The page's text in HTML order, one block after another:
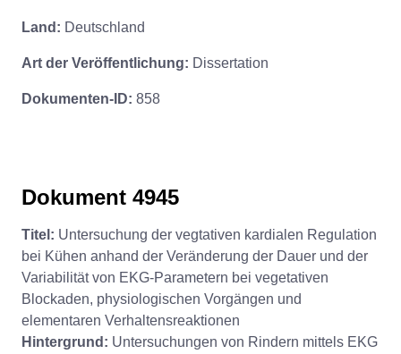
Land: Deutschland
Art der Veröffentlichung: Dissertation
Dokumenten-ID: 858
Dokument 4945
Titel: Untersuchung der vegtativen kardialen Regulation
bei Kühen anhand der Veränderung der Dauer und der
Variabilität von EKG-Parametern bei vegetativen
Blockaden, physiologischen Vorgängen und
elementaren Verhaltensreaktionen
Hintergrund: Untersuchungen von Rindern mittels EKG